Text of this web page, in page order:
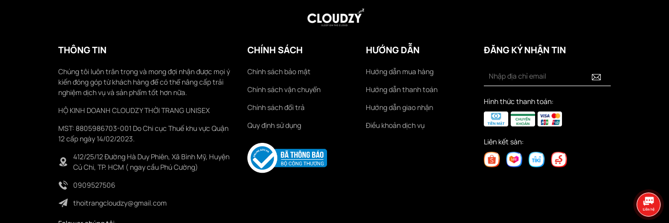
THÔNG TIN
Chúng tôi luôn trân trọng và mong đợi nhận được mọi ý
kiến đóng góp từ khách hàng để có thể nâng cấp trải
nghiệm dịch vụ và sản phẩm tốt hơn nữa.
HỘ KINH DOANH CLOUDZY THỜI TRANG UNISEX
MST: 8805986703-001 Do Chi cục Thuế khu vực Quận
12 cấp ngày 14/02/2023.
412/25/12 Đường Hà Duy Phiên, Xã Bình Mỹ, Huyện
Củ Chi, TP. HCM ( ngay cầu Phú Cường)
0909527506
thoitrangcloudzy@gmail.com
CHÍNH SÁCH
Chính sách bảo mật
Chính sách vận chuyển
Chính sách đổi trả
Quy định sử dụng
HƯỚNG DẪN
Hướng dẫn mua hàng
Hướng dẫn thanh toán
Hướng dẫn giao nhận
Điều khoản dịch vụ
ĐĂNG KÝ NHẬN TIN
Hình thức thanh toán:
Liên kết sàn: